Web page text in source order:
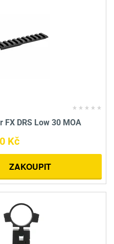
DRS Low 30 MOA
Kč
ZAKOUPIT